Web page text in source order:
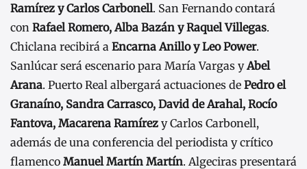
Ramírez y Carlos Carbonell. San Fernando contará
con Rafael Romero, Alba Bazán y Raquel Villegas.
Chiclana recibirá a Encarna Anillo y Leo Power.
Sanlúcar será escenario para María Vargas yAbel
Arana. Puerto Real albergará actuaciones de Pedro el
Granaíno, Sandra Carrasco, David de Arahal, Rocío
Fantova, Macarena Ramírez y Carlos Carbonell,
además de una conferencia del periodista y crítico
flamenco Manuel Martín Martín. Algeciras presentará